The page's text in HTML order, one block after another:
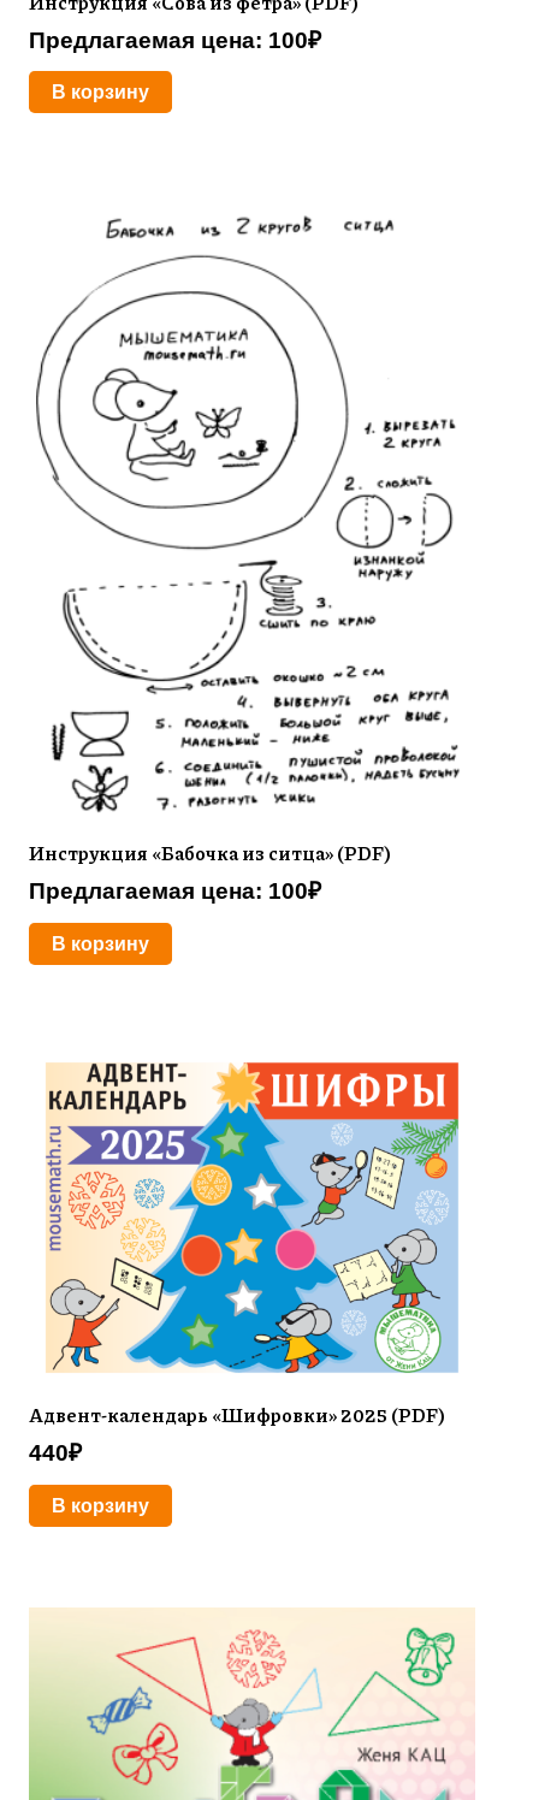
Предлагаемая цена: 100₽
В корзину
Инструкция «Бабочка из ситца» (PDF)
Предлагаемая цена: 100₽
В корзину
Адвент-календарь «Шифровки» 2025 (PDF)
440₽
В корзину